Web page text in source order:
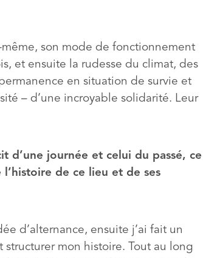
son mode de fonctionnement
et ensuite la rudesse du climat, des
en situation de survie et
– d’une incroyable solidarité. Leur
d’une journée et celui du passé, ce
de ce lieu et de ses
d’alternance, ensuite j’ai fait un
mon histoire. Tout au long